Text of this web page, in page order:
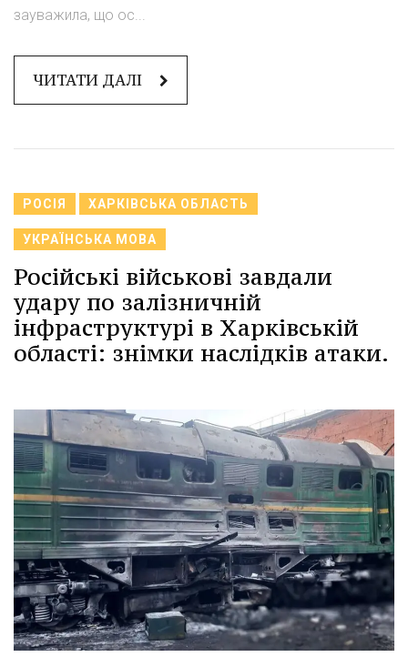
зауважила, що ос...
ЧИТАТИ ДАЛІ
РОСІЯ ХАРКІВСЬКА ОБЛАСТЬ
УКРАЇНСЬКА МОВА
Російські військові завдали
удару по залізничній
інфраструктурі в Харківській
області: знімки наслідків атаки.